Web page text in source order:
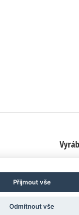
©
uživatelů nemusí
Přijmout vše
Odmítnout vše